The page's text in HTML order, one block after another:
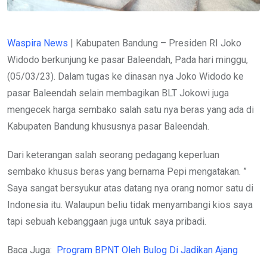
Waspira News | Kabupaten Bandung – Presiden RI Joko
Widodo berkunjung ke pasar Baleendah, Pada hari minggu,
(05/03/23). Dalam tugas ke dinasan nya Joko Widodo ke
pasar Baleendah selain membagikan BLT Jokowi juga
mengecek harga sembako salah satu nya beras yang ada di
Kabupaten Bandung khususnya pasar Baleendah.
Dari keterangan salah seorang pedagang keperluan
sembako khusus beras yang bernama Pepi mengatakan. ”
Saya sangat bersyukur atas datang nya orang nomor satu di
Indonesia itu. Walaupun beliu tidak menyambangi kios saya
tapi sebuah kebanggaan juga untuk saya pribadi.
Baca Juga: Program BPNT Oleh Bulog Di Jadikan Ajang